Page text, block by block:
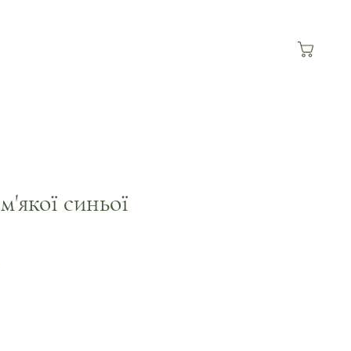
синьої